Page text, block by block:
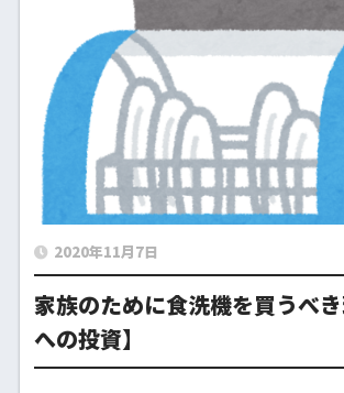
2020年11月7日
家族のために食洗機を買うべ
への投資】